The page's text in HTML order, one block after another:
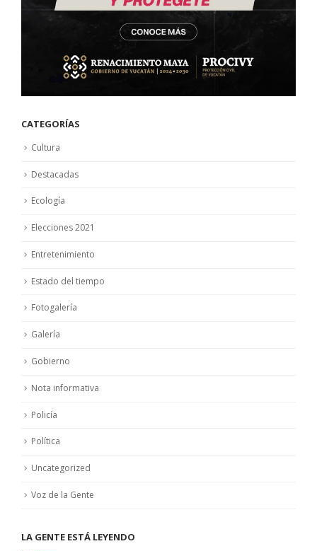
CATEGORÍAS
Cultura
Destacadas
Ecología
Elecciones 2021
Entretenimiento
Estado del tiempo
Fotogalería
Galería
Gobierno
Nota informativa
Policía
Política
Uncategorized
Voz de la Gente
LA GENTE ESTÁ LEYENDO